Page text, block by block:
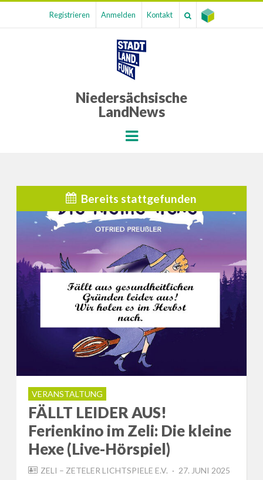
Registrieren Anmelden Kontakt
Niedersächsische
LandNews
Menu
Bereits stattgefunden
VERANSTALTUNG
FÄLLT LEIDER AUS!
Ferienkino im Zeli: Die kleine
Hexe (Live-Hörspiel)
ZELI – ZETELER LICHTSPIELE E.V.
POSTED
27. JUNI 2025